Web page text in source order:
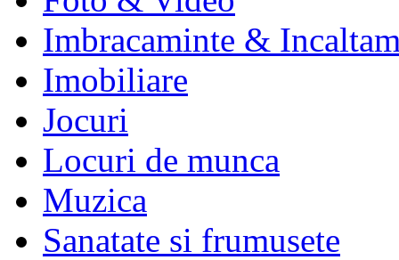
Imbracaminte &
Imobiliare
Jocuri
Locuri de munca
Muzica
Sanatate si frumusete